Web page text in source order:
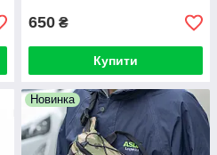
650 ₴
Купити
Новинка